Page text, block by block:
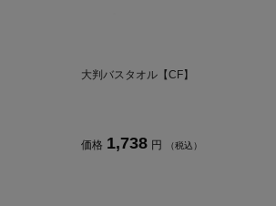
大判バスタオル【CF】
価格 1,738 円 （税込）